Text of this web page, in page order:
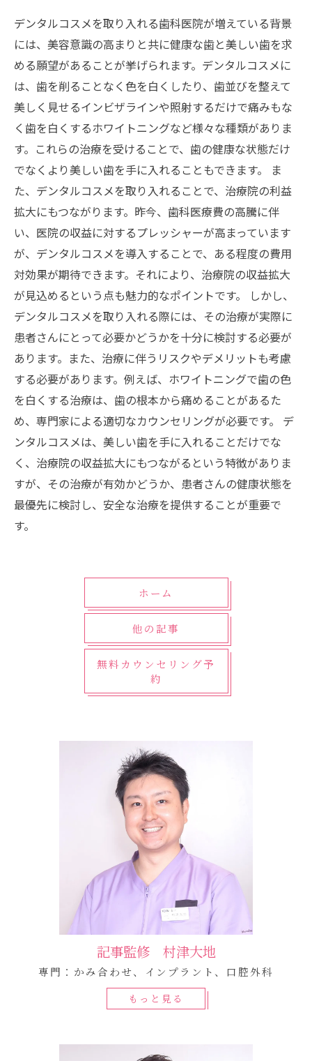
デンタルコスメを取り入れる歯科医院が増えている背景
には、美容意識の高まりと共に健康な歯と美しい歯を求
める願望があることが挙げられます。デンタルコスメに
は、歯を削ることなく色を白くしたり、歯並びを整えて
美しく見せるインビザラインや照射するだけで痛みもな
く歯を白くするホワイトニングなど様々な種類がありま
す。これらの治療を受けることで、歯の健康な状態だけ
でなくより美しい歯を手に入れることもできます。 ま
た、デンタルコスメを取り入れることで、治療院の利益
拡大にもつながります。昨今、歯科医療費の高騰に伴
い、医院の収益に対するプレッシャーが高まっています
が、デンタルコスメを導入することで、ある程度の費用
対効果が期待できます。それにより、治療院の収益拡大
が見込めるという点も魅力的なポイントです。 しかし、
デンタルコスメを取り入れる際には、その治療が実際に
患者さんにとって必要かどうかを十分に検討する必要が
あります。また、治療に伴うリスクやデメリットも考慮
する必要があります。例えば、ホワイトニングで歯の色
を白くする治療は、歯の根本から痛めることがあるた
め、専門家による適切なカウンセリングが必要です。 デ
ンタルコスメは、美しい歯を手に入れることだけでな
く、治療院の収益拡大にもつながるという特徴がありま
すが、その治療が有効かどうか、患者さんの健康状態を
最優先に検討し、安全な治療を提供することが重要で
す。
ホーム
他の記事
無料カウンセリング予
約
記事監修 村津大地
専門：かみ合わせ、インプラント、口腔外科
もっと見る